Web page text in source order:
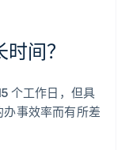
间？
个工作日，但具
事效率而有所差